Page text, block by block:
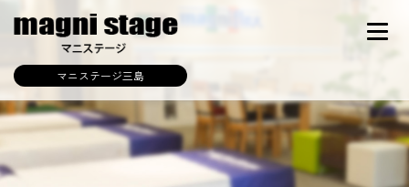
マニステージ三島